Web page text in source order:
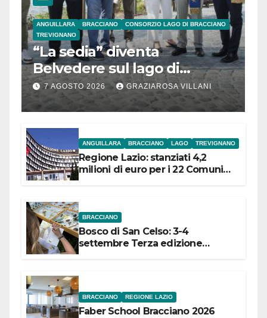
ANGUILLARA BRACCIANO
CONSORZIO LAGO DI BRACCIANO
TREVIGNANO
“La sedia” diventa
Belvedere sul lago di
Bracciano: ieri
l’inaugurazione
7 AGOSTO 2026 GRAZIAROSA VILLANI
ANGUILLARA BRACCIANO LAGO TREVIGNANO
Regione Lazio: stanziati 4,2
milioni di euro per i 22 Comuni
BRACCIANO
Bosco di San Celso: 3-4
settembre Terza edizione
BRACCIANO REGIONE LAZIO
Faber School Bracciano 2026